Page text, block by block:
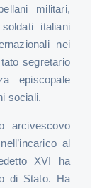
militari,
italiani
nei
segretario
episcopale
sociali.
arcivescovo
al
XVI ha
di Stato. Ha